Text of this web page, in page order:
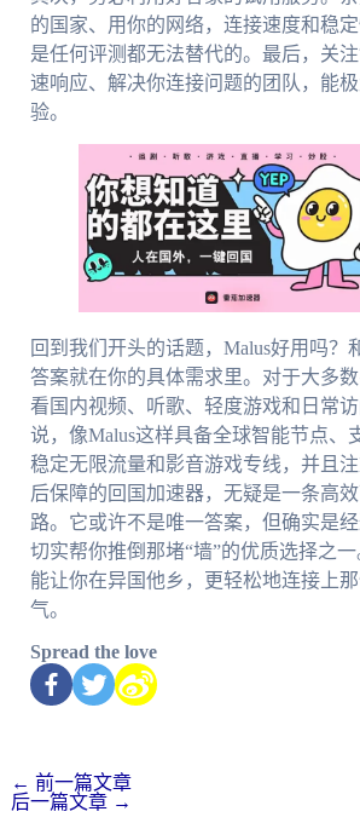
的国家、用你的网络，连接速度和稳
是任何评测都无法替代的。最后，关
速响应、解决你连接问题的团队，能
验。
回到我们开头的话题，Malus好用吗？
答案就在你的具体需求里。对于大多
看国内视频、听歌、轻度游戏和日常
说，像Malus这样具备全球智能节点、
稳定无限流量和影音游戏专线，并且
后保障的回国加速器，无疑是一条高
路。它或许不是唯一答案，但确实是
切实帮你推倒那堵“墙”的优质选择之一
能让你在异国他乡，更轻松地连接上
气。
Spread the love
← 前一篇文章
后一篇文章 →